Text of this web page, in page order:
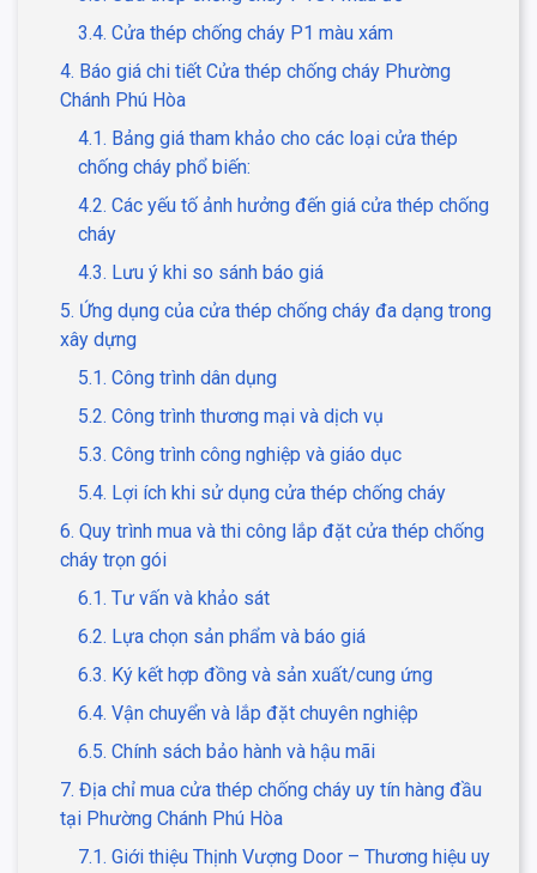
3.4. Cửa thép chống cháy P1 màu xám
4. Báo giá chi tiết Cửa thép chống cháy Phường
Chánh Phú Hòa
4.1. Bảng giá tham khảo cho các loại cửa thép
chống cháy phổ biến:
4.2. Các yếu tố ảnh hưởng đến giá cửa thép chống
cháy
4.3. Lưu ý khi so sánh báo giá
5. Ứng dụng của cửa thép chống cháy đa dạng trong
xây dựng
5.1. Công trình dân dụng
5.2. Công trình thương mại và dịch vụ
5.3. Công trình công nghiệp và giáo dục
5.4. Lợi ích khi sử dụng cửa thép chống cháy
6. Quy trình mua và thi công lắp đặt cửa thép chống
cháy trọn gói
6.1. Tư vấn và khảo sát
6.2. Lựa chọn sản phẩm và báo giá
6.3. Ký kết hợp đồng và sản xuất/cung ứng
6.4. Vận chuyển và lắp đặt chuyên nghiệp
6.5. Chính sách bảo hành và hậu mãi
7. Địa chỉ mua cửa thép chống cháy uy tín hàng đầu
tại Phường Chánh Phú Hòa
7.1. Giới thiệu Thịnh Vượng Door – Thương hiệu uy